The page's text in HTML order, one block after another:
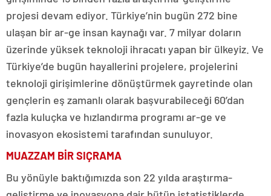
projesi devam ediyor. Türkiye’nin bugün 272 bine
ulaşan bir ar-ge insan kaynağı var. 7 milyar doların
üzerinde yüksek teknoloji ihracatı yapan bir ülkeyiz. Ve
Türkiye’de bugün hayallerini projelere, projelerini
teknoloji girişimlerine dönüştürmek gayretinde olan
gençlerin eş zamanlı olarak başvurabileceği 60’dan
fazla kuluçka ve hızlandırma programı ar-ge ve
inovasyon ekosistemi tarafından sunuluyor.
MUAZZAM BİR SIÇRAMA
Bu yönüyle baktığımızda son 22 yılda araştırma-